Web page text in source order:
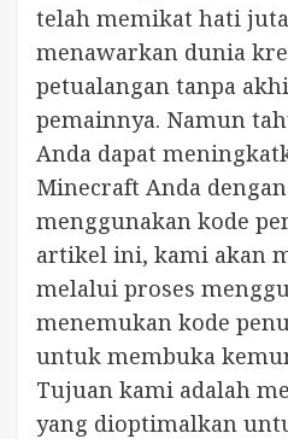
telah memikat hati
menawarkan dunia
petualangan tanpa
pemainnya. Namun
Anda dapat
Minecraft Anda
menggunakan kode
artikel ini, kami akan
melalui proses
menemukan kode
untuk membuka
Tujuan kami adalah
yang dioptimalkan